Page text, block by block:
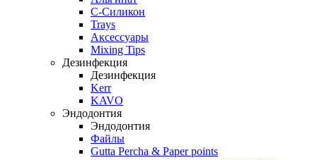
C-Силикон
Trays
Аксессуары
Mixing Tips
Дезинфекция
Дезинфекция
Kerr
KAVO
Эндодонтия
Эндодонтия
Файлы
Gutta Percha & Paper points